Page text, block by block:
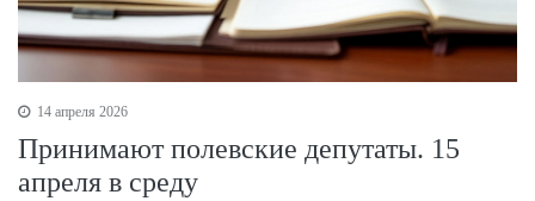
14 апреля 2026
Принимают полевские депутаты. 15
апреля в среду